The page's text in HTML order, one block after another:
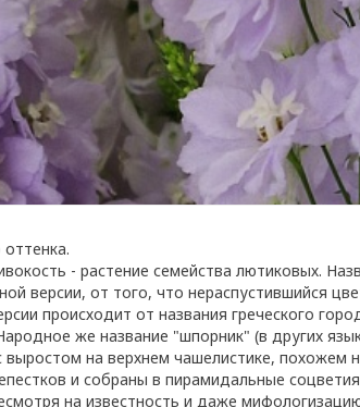
- растение семейства лютиковых.
версии, от того, что нераспустившийся
происходит от названия греческого
же название "шпорник" (в других
выростом на верхнем чашелистике, похожем
и собраны в пирамидальные
на известность и даже